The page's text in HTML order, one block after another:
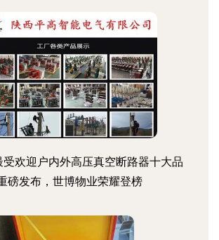
受欢迎户内外高压真空断路器十大品
磅发布，世博物业荣耀登榜